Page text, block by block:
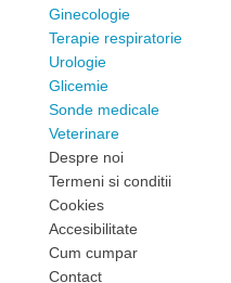
Ginecologie
Terapie respiratorie
Urologie
Glicemie
Sonde medicale
Veterinare
Despre noi
Termeni si conditii
Cookies
Accesibilitate
Cum cumpar
Contact